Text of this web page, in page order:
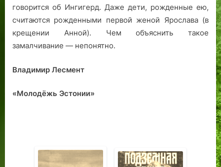
говорится об Ингигерд. Даже дети, рожденные ею,
считаются рожденными первой женой Ярослава (в
крещении Анной). Чем объяснить такое
замалчивание — непонятно.
Владимир Лесмент
«Молодёжь Эстонии»